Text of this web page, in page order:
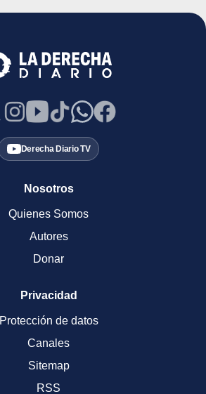
Derecha Diario TV
Nosotros
Quienes Somos
Autores
Donar
Privacidad
Protección de datos
Canales
Sitemap
RSS